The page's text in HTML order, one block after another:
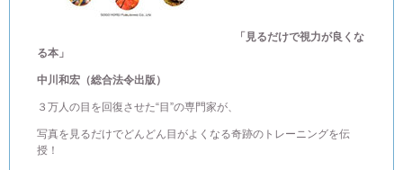
「見るだけで視力が良くな
る本」
中川和宏（総合法令出版）
３万人の目を回復させた“目”の専門家が、
写真を見るだけでどんどん目がよくなる奇跡のトレーニングを伝
授！